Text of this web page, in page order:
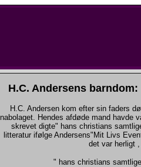
H.C. Andersens
H.C. Andersen kom efter sin faders
nabolaget. Hendes afdøde mand
skrevet digte" hans christians
litteratur ifølge Andersens"Mit Livs
det var herligt
" hans christians